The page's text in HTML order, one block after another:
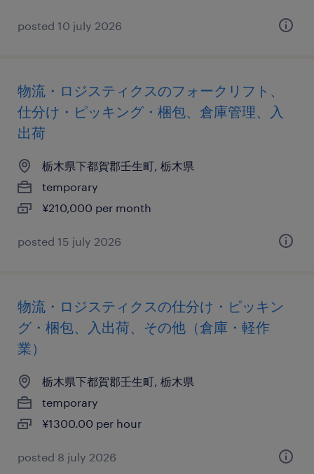
posted 10 july 2026
物流・ロジスティクスのフォークリフト、
仕分け・ピッキング・梱包、倉庫管理、入
出荷
栃木県下都賀郡壬生町, 栃木県
temporary
¥210,000 per month
posted 15 july 2026
物流・ロジスティクスの仕分け・ピッキン
グ・梱包、入出荷、その他（倉庫・軽作
業）
栃木県下都賀郡壬生町, 栃木県
temporary
¥1300.00 per hour
posted 8 july 2026